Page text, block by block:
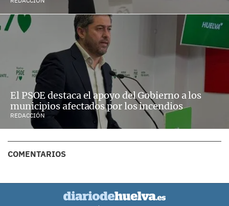
El PSOE destaca el apoyo del Gobierno a los
municipios afectados por los incendios
REDACCIÓN
COMENTARIOS